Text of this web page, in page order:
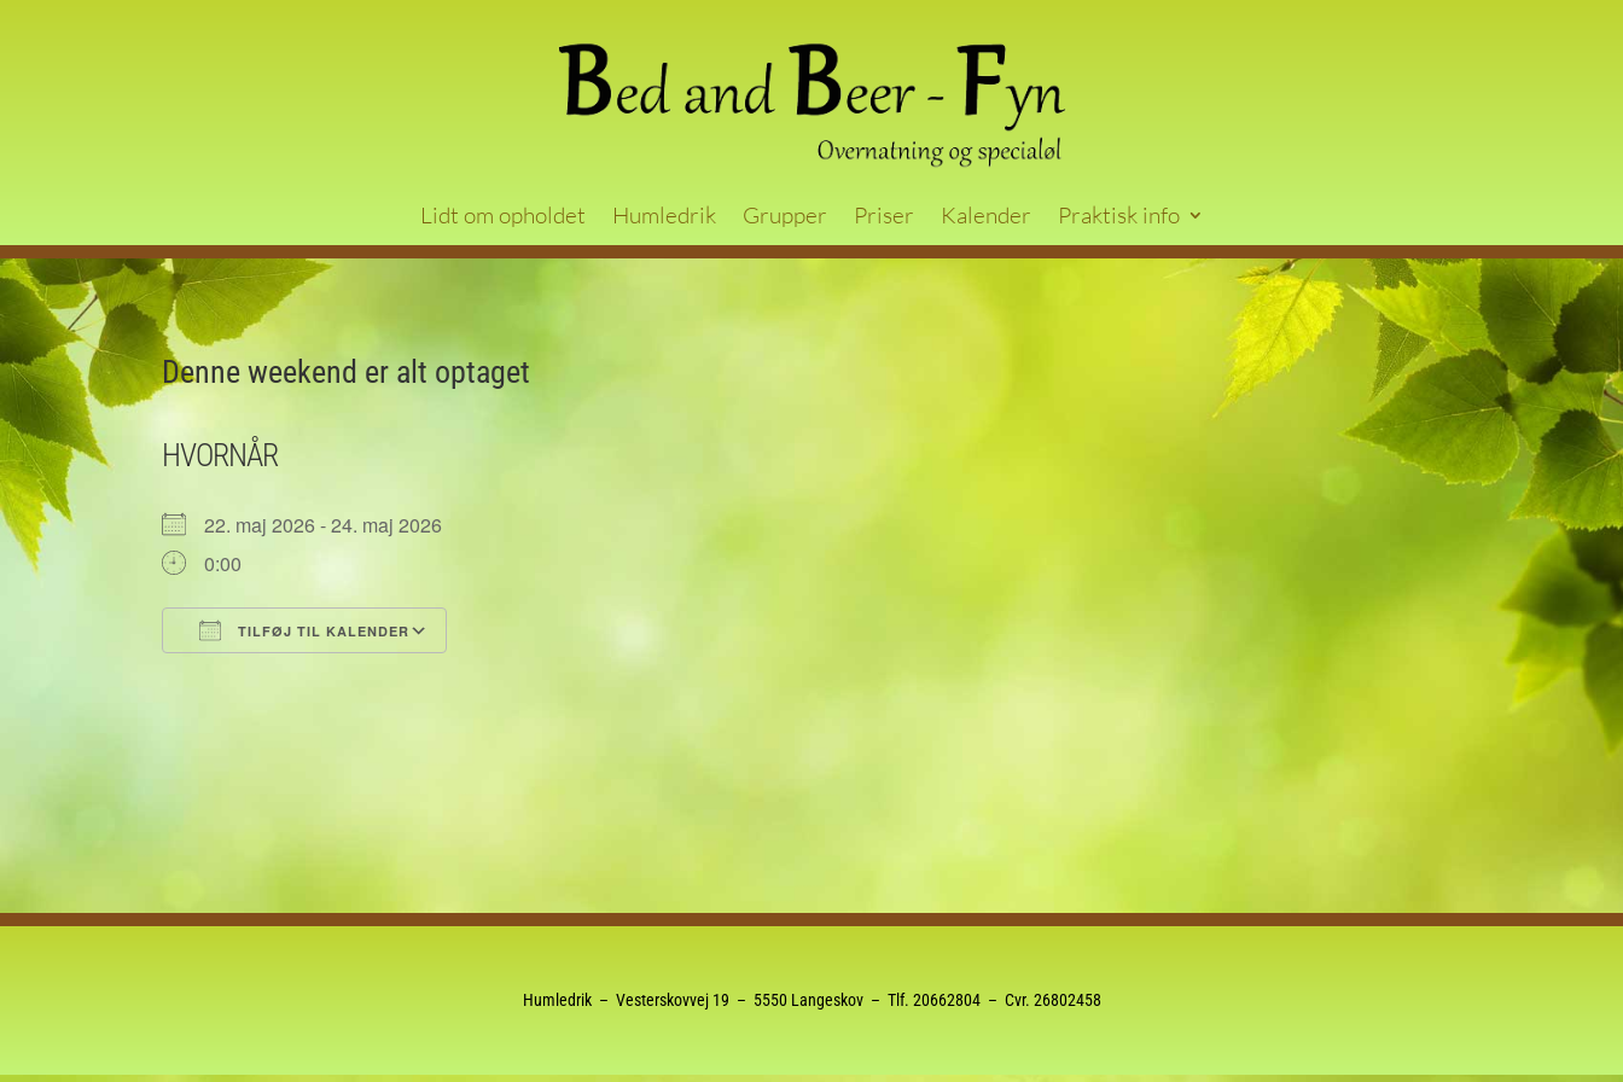
Lidt om opholdet Humledrik Grupper Priser Kalender Praktisk info
Denne weekend er alt optaget
HVORNÅR
22. maj 2026 - 24. maj 2026
0:00
TILFØJ TIL KALENDER
Humledrik – Vesterskovvej 19 – 5550 Langeskov – Tlf. 20662804– Cvr. 26802458